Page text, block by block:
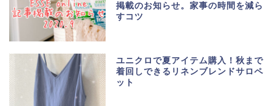
掲載のお知らせ。家事の時間を減ら
すコツ
ユニクロで夏アイテム購入！秋まで
着回しできるリネンブレンドサロペ
ット